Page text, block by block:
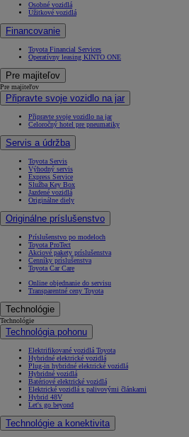
Osobné vozidlá
Úžitkové vozidlá
Financovanie
Toyota Financial Services
Operatívny leasing KINTO ONE
Pre majiteľov
Pre majiteľov
Připravte svoje vozidlo na jar
Připravte svoje vozidlo na jar
Celoročný hotel pre pneumatiky
Servis a údržba
Toyota Servis
Výhodný servis
Express Service
Služba Key Box
Jazdené vozidlá
Originálne diely
Originálne príslušenstvo
Príslušenstvo po modeloch
Toyota ProTect
Akciové pakety príslušenstva
Cenníky príslušenstva
Toyota Car Care
Online objednanie do servisu
Transparentné ceny Toyota
Technológie
Technológie
Technológia pohonu
Elektrifikované vozidlá Toyota
Hybridné elektrické vozidlá
Plug-in hybridné elektrické vozidlá
Hybridné vozidlá
Batériové elektrické vozidlá
Elektrické vozidlá s palivovými článkami
Hybrid 48V
Let's go beyond
Technológie a konektivita